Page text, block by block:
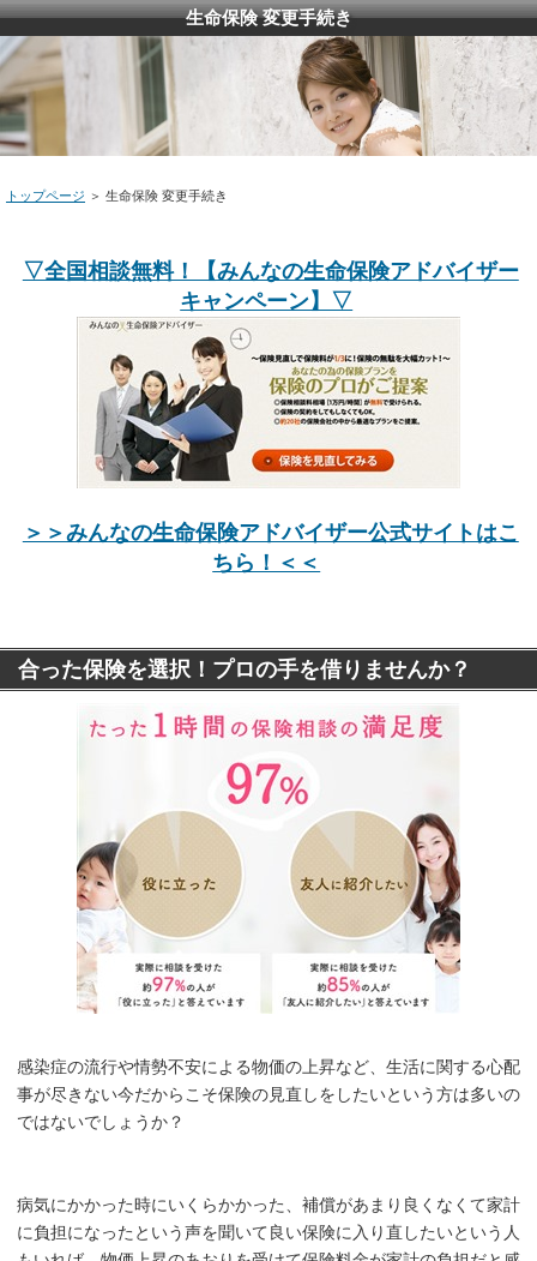
生命保険 変更手続き
トップページ ＞ 生命保険 変更手続き
▽全国相談無料！【みんなの生命保険アドバイザー
キャンペーン】▽
＞＞みんなの生命保険アドバイザー公式サイトはこ
ちら！＜＜
合った保険を選択！プロの手を借りませんか？
感染症の流行や情勢不安による物価の上昇など、生活に関する心配
事が尽きない今だからこそ保険の見直しをしたいという方は多いの
ではないでしょうか？
病気にかかった時にいくらかかった、補償があまり良くなくて家計
に負担になったという声を聞いて良い保険に入り直したいという人